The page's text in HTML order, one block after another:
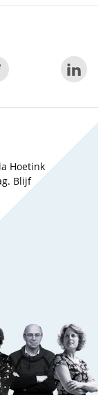
Hoetink
Blijf